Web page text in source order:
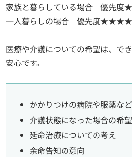
家族と暮らしている場合 優先
一人暮らしの場合 優先度★★★★
医療や介護についての希望は、で
安心です。
かかりつけの病院や服薬な
介護状態になった場合の希望
延命治療についての考え
余命告知の意向